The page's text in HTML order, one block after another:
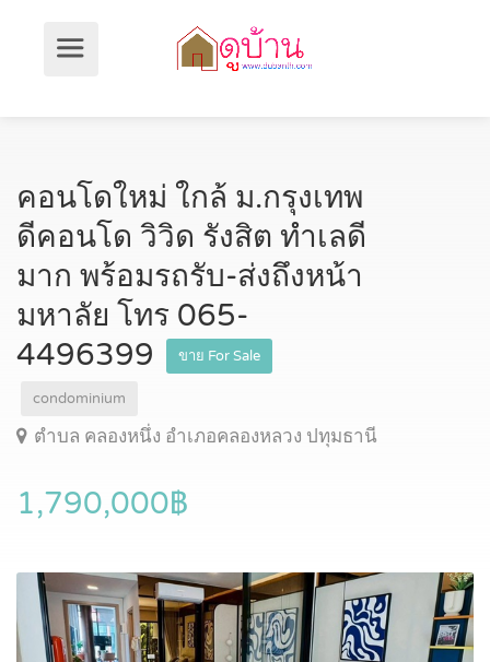
คอนโดใหม่ ใกล้ ม.กรุงเทพ
ดีคอนโด วิวิด รังสิต ทำเลดี
มาก พร้อมรถรับ-ส่งถึงหน้า
มหาลัย โทร 065-
4496399
ขาย For Sale
condominium
ตำบล คลองหนึ่ง อำเภอคลองหลวง ปทุมธานี
1,790,000฿